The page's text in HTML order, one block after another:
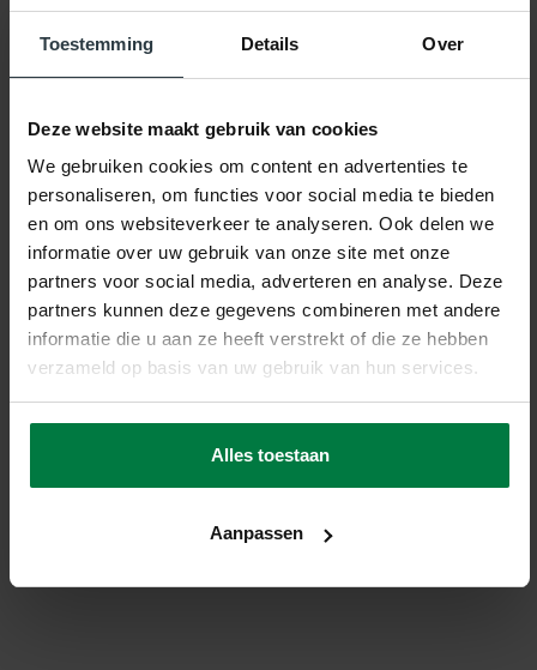
Toestemming Details Over
Deze website maakt gebruik van cookies
We gebruiken cookies om content en advertenties te
personaliseren, om functies voor social media te bieden
en om ons websiteverkeer te analyseren. Ook delen we
informatie over uw gebruik van onze site met onze
partners voor social media, adverteren en analyse. Deze
partners kunnen deze gegevens combineren met andere
informatie die u aan ze heeft verstrekt of die ze hebben
verzameld op basis van uw gebruik van hun services.
Alles toestaan
Aanpassen
Productnaam:
Materiaal: 100% Polyester
Poolhoogte: Ca. 5 Centimeter
Productietechniek: Machinaal Getuft
Productieland: Nederland
Garantie : 2 Jaar Fabrieksgarantie
Vloerverwarming: Geschikt